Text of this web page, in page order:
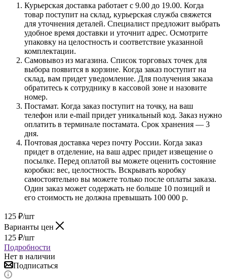
Курьерская доставка работает с 9.00 до 19.00. Когда
товар поступит на склад, курьерская служба свяжется
для уточнения деталей. Специалист предложит выбрать
удобное время доставки и уточнит адрес. Осмотрите
упаковку на целостность и соответствие указанной
комплектации.
Самовывоз из магазина. Список торговых точек для
выбора появится в корзине. Когда заказ поступит на
склад, вам придет уведомление. Для получения заказа
обратитесь к сотруднику в кассовой зоне и назовите
номер.
Постамат. Когда заказ поступит на точку, на ваш
телефон или e-mail придет уникальный код. Заказ нужно
оплатить в терминале постамата. Срок хранения — 3
дня.
Почтовая доставка через почту России. Когда заказ
придет в отделение, на ваш адрес придет извещение о
посылке. Перед оплатой вы можете оценить состояние
коробки: вес, целостность. Вскрывать коробку
самостоятельно вы можете только после оплаты заказа.
Один заказ может содержать не больше 10 позиций и
его стоимость не должна превышать 100 000 р.
125 ₽/шт
Варианты цен
125 ₽/шт
Подробности
Нет в наличии
Подписаться